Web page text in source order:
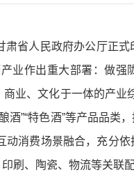
省人民政府办公厅正
业作出重大部署：做强
业、文化于一体的产业
酒”“特色酒”等产品品类
动消费场景融合，充分
刷、陶瓷、物流等关联